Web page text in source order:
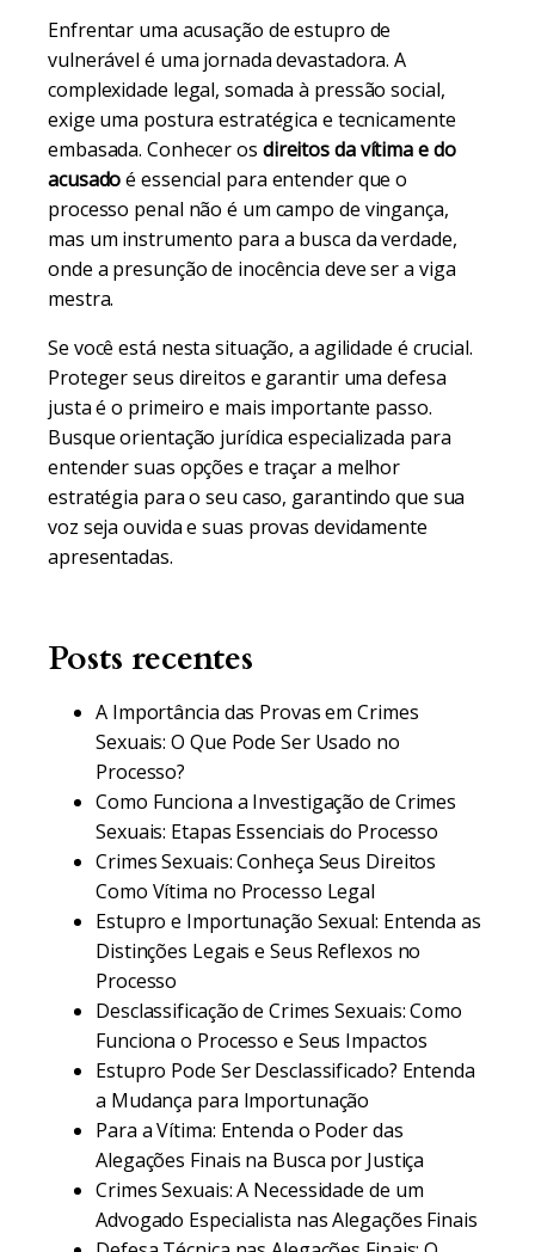
Enfrentar uma acusação de estupro de
vulnerável é uma jornada devastadora. A
complexidade legal, somada à pressão social,
exige uma postura estratégica e tecnicamente
embasada. Conhecer os direitos da vítima e do
acusadoé essencial para entender que o
processo penal não é um campo de vingança,
mas um instrumento para a busca da verdade,
onde a presunção de inocência deve ser a viga
mestra.
Se você está nesta situação, a agilidade é crucial.
Proteger seus direitos e garantir uma defesa
justa é o primeiro e mais importante passo.
Busque orientação jurídica especializada para
entender suas opções e traçar a melhor
estratégia para o seu caso, garantindo que sua
voz seja ouvida e suas provas devidamente
apresentadas.
Posts recentes
A Importância das Provas em Crimes
Sexuais: O Que Pode Ser Usado no
Processo?
Como Funciona a Investigação de Crimes
Sexuais: Etapas Essenciais do Processo
Crimes Sexuais: Conheça Seus Direitos
Como Vítima no Processo Legal
Estupro e Importunação Sexual: Entenda as
Distinções Legais e Seus Reflexos no
Processo
Desclassificação de Crimes Sexuais: Como
Funciona o Processo e Seus Impactos
Estupro Pode Ser Desclassificado? Entenda
a Mudança para Importunação
Para a Vítima: Entenda o Poder das
Alegações Finais na Busca por Justiça
Crimes Sexuais: A Necessidade de um
Advogado Especialista nas Alegações Finais